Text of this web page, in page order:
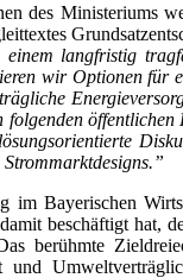
des Minis­te­ri­ums
einem lang­fris­tig
wir Optio­nen für
fol­gen­den
im Baye­ri­schen
beschäf­tigt hat,
berühm­te
und